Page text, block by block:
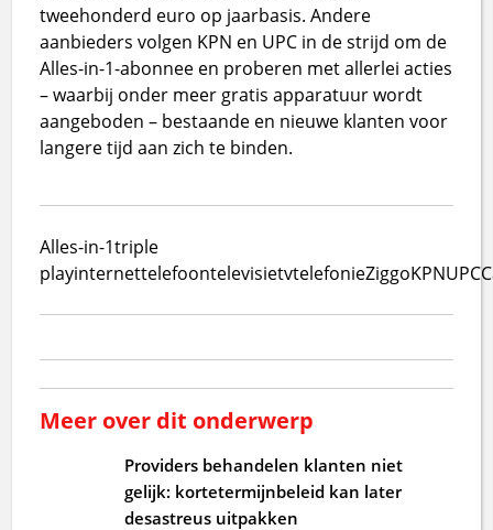
tweehonderd euro op jaarbasis. Andere
aanbieders volgen KPN en UPC in de strijd om de
Alles-in-1-abonnee en proberen met allerlei acties
– waarbij onder meer gratis apparatuur wordt
aangeboden – bestaande en nieuwe klanten voor
langere tijd aan zich te binden.
Alles-in-1triple
playinternettelefoontelevisietvtelefonieZiggoKPNUPC
Meer over dit onderwerp
Providers behandelen klanten niet
gelijk: kortetermijnbeleid kan later
desastreus uitpakken